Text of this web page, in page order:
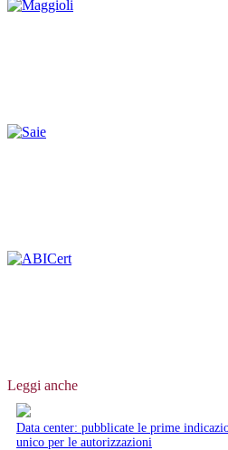
Leggi anche
Data center: pubblicate le prime
unico per le autorizzazioni